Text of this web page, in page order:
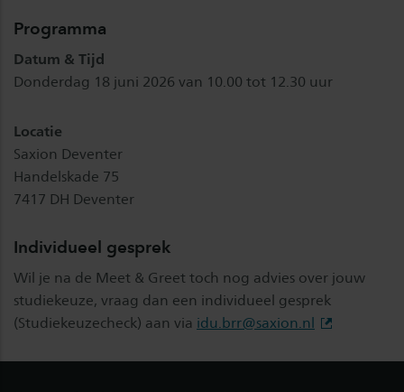
Programma
Datum & Tijd
Donderdag 18 juni 2026 van 10.00 tot 12.30 uur
Locatie
Saxion Deventer
Handelskade 75
7417 DH Deventer
Individueel gesprek
Wil je na de Meet & Greet toch nog advies over jouw
studiekeuze, vraag dan een individueel gesprek
(Studiekeuzecheck) aan via idu.brr@saxion.nl